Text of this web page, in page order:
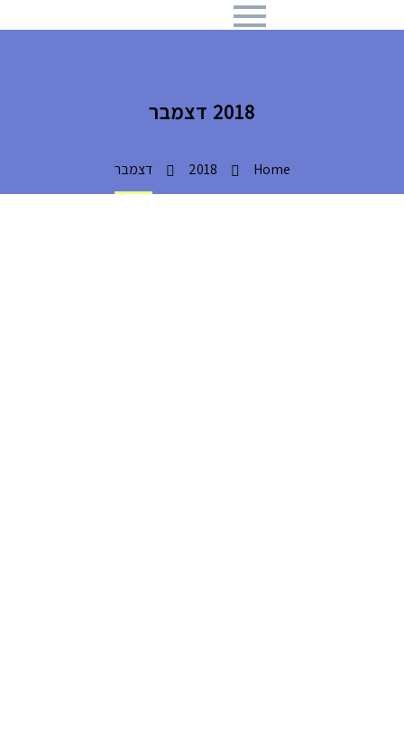
2018 דצמבר
Home
2018 דצמבר